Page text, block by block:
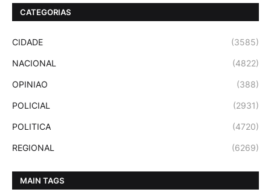
CATEGORIAS
CIDADE (3585)
NACIONAL (4822)
OPINIAO (388)
POLICIAL (2931)
POLITICA (4720)
REGIONAL (6269)
MAIN TAGS